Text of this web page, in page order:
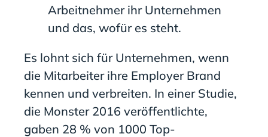
Arbeitnehmer ihr Unternehmen
und das, wofür es steht.
Es lohnt sich für Unternehmen, wenn
die Mitarbeiter ihre Employer Brand
kennen und verbreiten. In einer Studie,
die Monster 2016 veröffentlichte,
gaben 28 % von 1000 Top-